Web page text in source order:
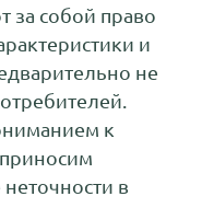
за собой право
и
не
к
в